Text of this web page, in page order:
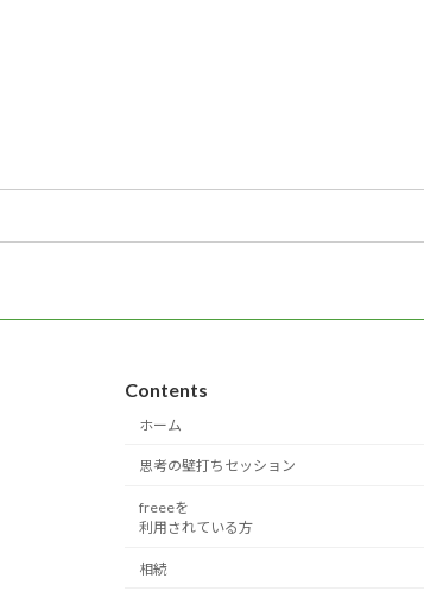
Contents
ホーム
思考の壁打ちセッション
freeeを
利用されている方
相続